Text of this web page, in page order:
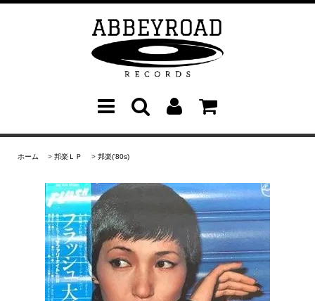
ホーム > 邦楽ＬＰ > 邦楽('80s)